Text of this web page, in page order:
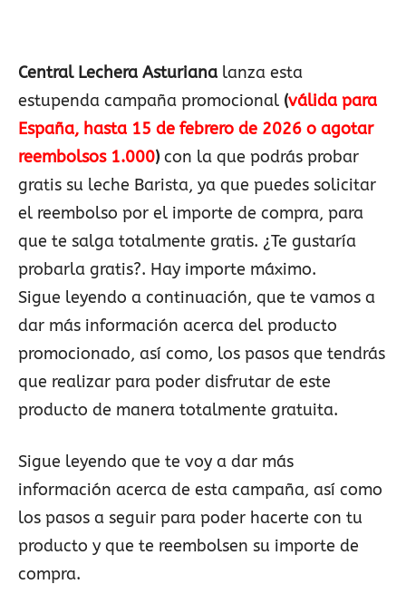
Central Lechera Asturiana lanza esta
estupenda campaña promocional (válida para
España, hasta 15 de febrero de 2026 o agotar
reembolsos 1.000) con la que podrás probar
gratis su leche Barista, ya que puedes solicitar
el reembolso por el importe de compra, para
que te salga totalmente gratis. ¿Te gustaría
probarla gratis?. Hay importe máximo.
Sigue leyendo a continuación, que te vamos a
dar más información acerca del producto
promocionado, así como, los pasos que tendrás
que realizar para poder disfrutar de este
producto de manera totalmente gratuita.
Sigue leyendo que te voy a dar más
información acerca de esta campaña, así como
los pasos a seguir para poder hacerte con tu
producto y que te reembolsen su importe de
compra.